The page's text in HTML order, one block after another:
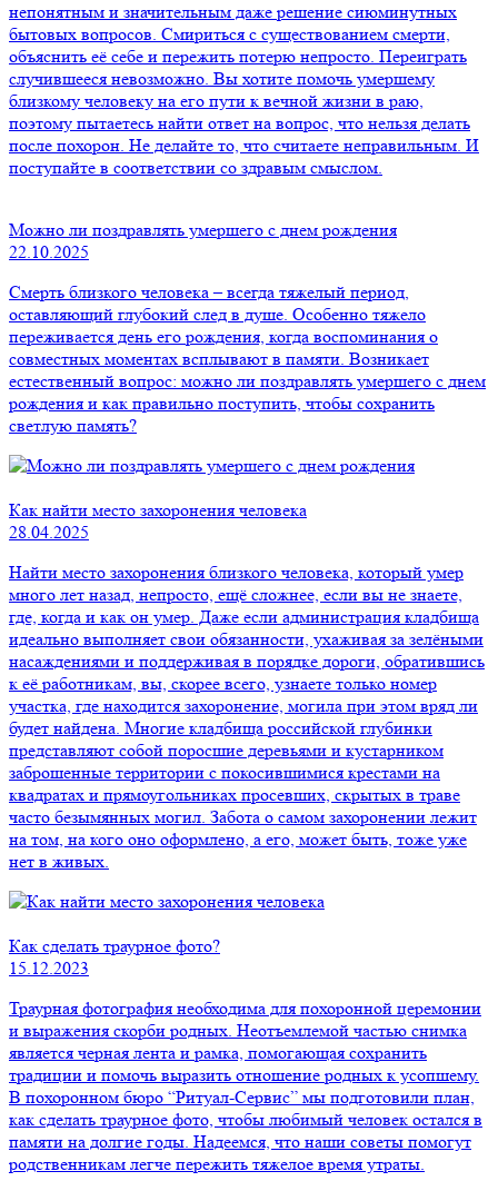
непонятным и значительным даже решение сиюминутных
бытовых вопросов. Смириться с существованием смерти,
объяснить её себе и пережить потерю непросто. Переиграть
случившееся невозможно. Вы хотите помочь умершему
близкому человеку на его пути к вечной жизни в раю,
поэтому пытаетесь найти ответ на вопрос, что нельзя делать
после похорон. Не делайте то, что считаете неправильным. И
поступайте в соответствии со здравым смыслом.
Можно ли поздравлять умершего с днем рождения
22.10.2025
Смерть близкого человека – всегда тяжелый период,
оставляющий глубокий след в душе. Особенно тяжело
переживается день его рождения, когда воспоминания о
совместных моментах всплывают в памяти. Возникает
естественный вопрос: можно ли поздравлять умершего с днем
рождения и как правильно поступить, чтобы сохранить
светлую память?
Как найти место захоронения человека
28.04.2025
Найти место захоронения близкого человека, который умер
много лет назад, непросто, ещё сложнее, если вы не знаете,
где, когда и как он умер. Даже если администрация кладбища
идеально выполняет свои обязанности, ухаживая за зелёными
насаждениями и поддерживая в порядке дороги, обратившись
к её работникам, вы, скорее всего, узнаете только номер
участка, где находится захоронение, могила при этом вряд ли
будет найдена. Многие кладбища российской глубинки
представляют собой поросшие деревьями и кустарником
заброшенные территории с покосившимися крестами на
квадратах и прямоугольниках просевших, скрытых в траве
часто безымянных могил. Забота о самом захоронении лежит
на том, на кого оно оформлено, а его, может быть, тоже уже
нет в живых.
Как сделать траурное фото?
15.12.2023
Траурная фотография необходима для похоронной церемонии
и выражения скорби родных. Неотъемлемой частью снимка
является черная лента и рамка, помогающая сохранить
традиции и помочь выразить отношение родных к усопшему.
В похоронном бюро “Ритуал-Сервис” мы подготовили план,
как сделать траурное фото, чтобы любимый человек остался в
памяти на долгие годы. Надеемся, что наши советы помогут
родственникам легче пережить тяжелое время утраты.